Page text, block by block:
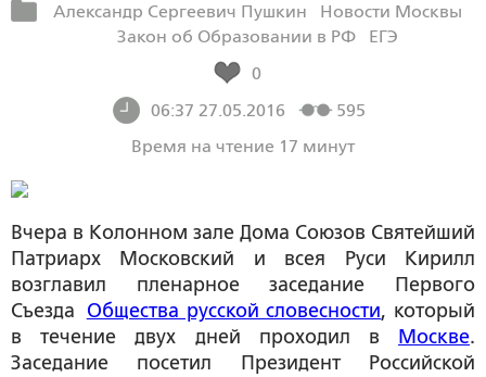
Александр Сергеевич Пушкин
Новости Москвы
Закон об Образовании в РФ
ЕГЭ
0
06:37 27.05.2016
595
Время на чтение 17 минут
Вчера в Колонном зале Дома Союзов Святейший
Патриарх Московский и всея Руси Кирилл
возглавил пленарное заседание Первого
Съезда Общества русской словесности, который
в течение двух дней проходил в
Москве.
Заседание посетил Президент Российской